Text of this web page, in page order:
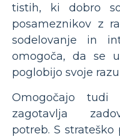
tistih, ki dobro
posameznikov z
sodelovanje in
omogoča, da se
poglobijo svoje
Omogočajo tudi
zagotavlja
potreb. S